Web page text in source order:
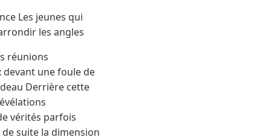
Les jeunes qui
les angles
réunions
une foule de
Derrière cette
vérités parfois
suite la dimension